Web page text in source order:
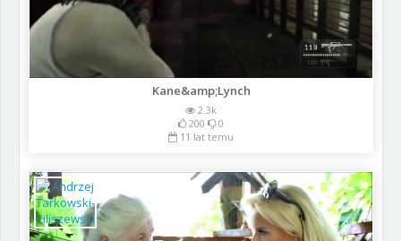
Kane&amp;Lynch
2.3k
200
0
11 lat temu